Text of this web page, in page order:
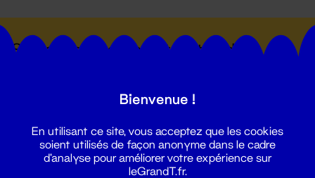
Suivez toutes les actualités du
Bienvenue !
En utilisant ce site, vous acceptez que les cookies
soient utilisés de façon anonyme dans le cadre
d'analyse pour améliorer votre expérience sur
leGrandT.fr.